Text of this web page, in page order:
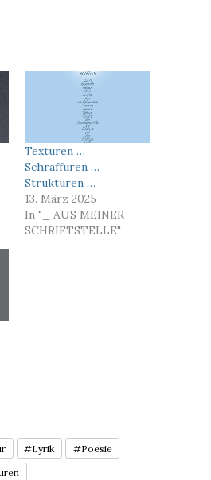
Texturen …
Schraffuren …
Strukturen …
13. März 2025
In "_ AUS MEINER
SCHRIFTSTELLE"
#Lyrik #Poesie